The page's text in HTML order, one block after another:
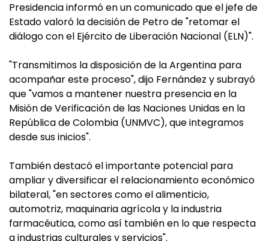
Presidencia informó en un comunicado que el jefe de
Estado valoró la decisión de Petro de "retomar el
diálogo con el Ejército de Liberación Nacional (ELN)".
"Transmitimos la disposición de la Argentina para
acompañar este proceso", dijo Fernández y subrayó
que "vamos a mantener nuestra presencia en la
Misión de Verificación de las Naciones Unidas en la
República de Colombia (UNMVC), que integramos
desde sus inicios".
También destacó el importante potencial para
ampliar y diversificar el relacionamiento económico
bilateral, "en sectores como el alimenticio,
automotriz, maquinaria agrícola y la industria
farmacéutica, como así también en lo que respecta
a industrias culturales y servicios".